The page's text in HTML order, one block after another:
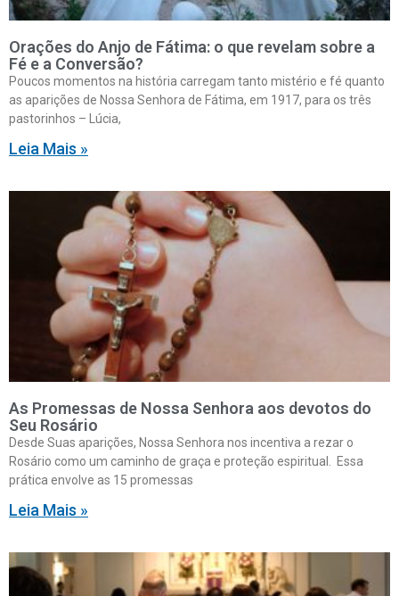
Orações do Anjo de Fátima: o que revelam sobre a
Fé e a Conversão?
Poucos momentos na história carregam tanto mistério e fé quanto
as aparições de Nossa Senhora de Fátima, em 1917, para os três
pastorinhos – Lúcia,
Leia Mais »
As Promessas de Nossa Senhora aos devotos do
Seu Rosário
Desde Suas aparições, Nossa Senhora nos incentiva a rezar o
Rosário como um caminho de graça e proteção espiritual. Essa
prática envolve as 15 promessas
Leia Mais »